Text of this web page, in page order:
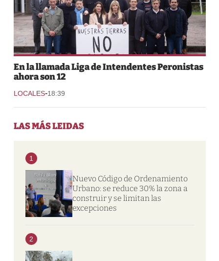
En la llamada Liga de Intendentes Peronistas
ahora son 12
LOCALES-18:39
LAS MÁS LEIDAS
1
Nuevo Código de Ordenamiento
Urbano: se reduce 30% la zona a
construir y se limitan las
excepciones
2